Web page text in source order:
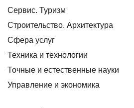
Сервис. Туризм
Строительство. Архитектура
Сфера услуг
Техника и технологии
Точные и естественные науки
Управление и экономика